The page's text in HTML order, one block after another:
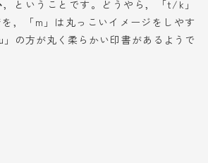
，ということです。どうやら，「t/k」
，「m」は丸っこいイメージをしやす
の方が丸く柔らかい印書があるようで